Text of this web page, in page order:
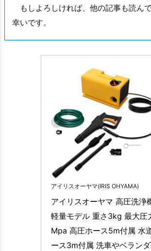
もしよろしければ、他の記事も読ん
幸いです。
アイリスオーヤマ(IRIS OHYAMA)
アイリスオーヤマ 高圧洗浄
軽量モデル 重さ3kg 最大圧
Mpa 高圧ホース5m付属 水
ース3m付属 洗車やベラン